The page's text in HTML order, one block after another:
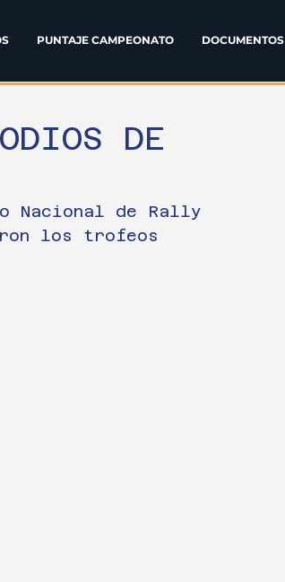
PUNTAJE CAMPEONATO DOCUMENTOS
DE
Nacional de Rally
los trofeos